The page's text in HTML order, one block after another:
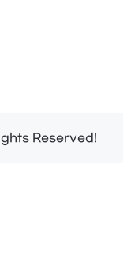
Reserved!